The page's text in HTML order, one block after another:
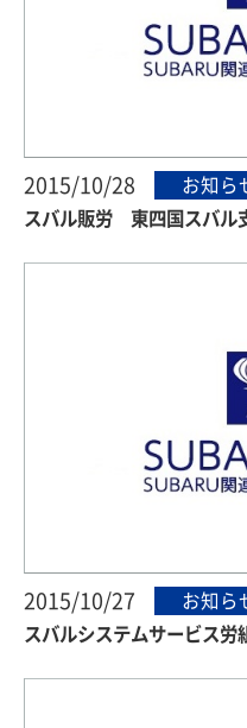
2015/10/28
お知ら
スバル販労 東四国スバル
2015/10/27
お知ら
スバルシステムサービス労